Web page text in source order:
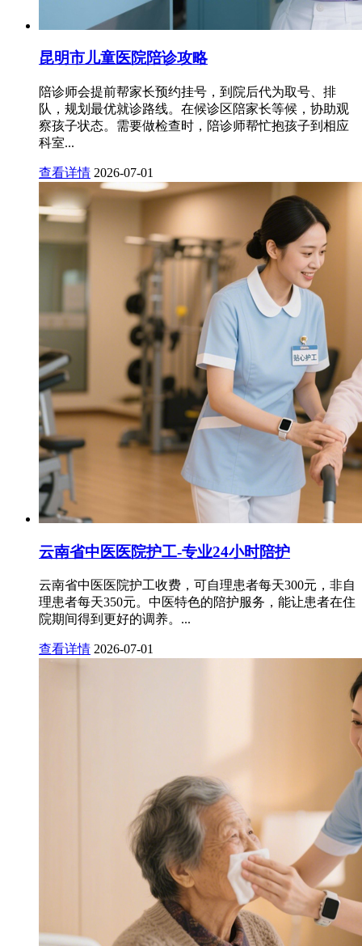
昆明市儿童医院陪诊攻略
陪诊师会提前帮家长预约挂号，到院后代为取号、排
队，规划最优就诊路线。在候诊区陪家长等候，协助观
察孩子状态。需要做检查时，陪诊师帮忙抱孩子到相应
科室...
查看详情 2026-07-01
云南省中医医院护工-专业24小时陪护
云南省中医医院护工收费，可自理患者每天300元，非自
理患者每天350元。中医特色的陪护服务，能让患者在住
院期间得到更好的调养。...
查看详情 2026-07-01